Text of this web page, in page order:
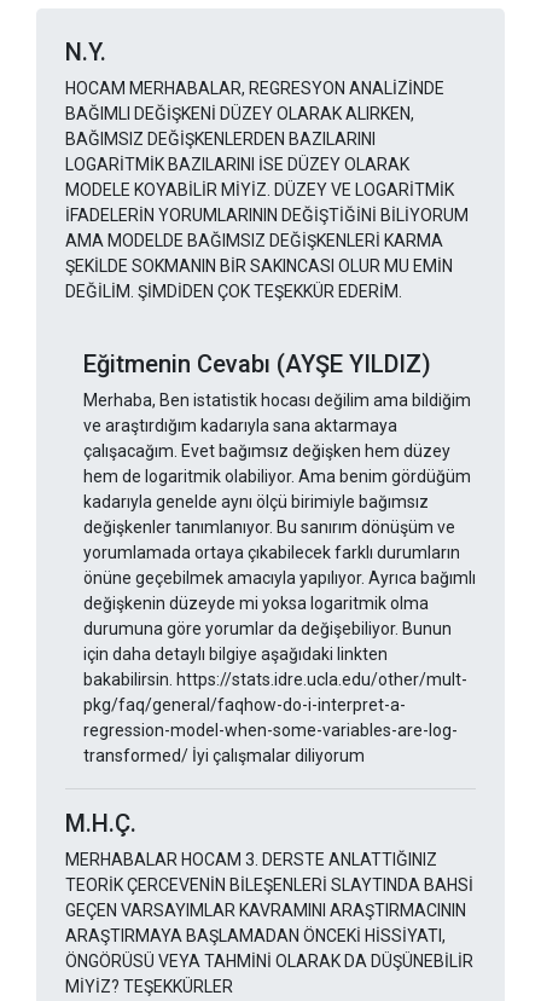
N.Y.
HOCAM MERHABALAR, REGRESYON ANALİZİNDE
BAĞIMLI DEĞİŞKENİ DÜZEY OLARAK ALIRKEN,
BAĞIMSIZ DEĞİŞKENLERDEN BAZILARINI
LOGARİTMİK BAZILARINI İSE DÜZEY OLARAK
MODELE KOYABİLİR MİYİZ. DÜZEY VE LOGARİTMİK
İFADELERİN YORUMLARININ DEĞİŞTİĞİNİ BİLİYORUM
AMA MODELDE BAĞIMSIZ DEĞİŞKENLERİ KARMA
ŞEKİLDE SOKMANIN BİR SAKINCASI OLUR MU EMİN
DEĞİLİM. ŞİMDİDEN ÇOK TEŞEKKÜR EDERİM.
Eğitmenin Cevabı (AYŞE YILDIZ)
Merhaba, Ben istatistik hocası değilim ama bildiğim
ve araştırdığım kadarıyla sana aktarmaya
çalışacağım. Evet bağımsız değişken hem düzey
hem de logaritmik olabiliyor. Ama benim gördüğüm
kadarıyla genelde aynı ölçü birimiyle bağımsız
değişkenler tanımlanıyor. Bu sanırım dönüşüm ve
yorumlamada ortaya çıkabilecek farklı durumların
önüne geçebilmek amacıyla yapılıyor. Ayrıca bağımlı
değişkenin düzeyde mi yoksa logaritmik olma
durumuna göre yorumlar da değişebiliyor. Bunun
için daha detaylı bilgiye aşağıdaki linkten
bakabilirsin. https://stats.idre.ucla.edu/other/mult-
pkg/faq/general/faqhow-do-i-interpret-a-
regression-model-when-some-variables-are-log-
transformed/ İyi çalışmalar diliyorum
M.H.Ç.
MERHABALAR HOCAM 3. DERSTE ANLATTIĞINIZ
TEORİK ÇERCEVENİN BİLEŞENLERİ SLAYTINDA BAHSİ
GEÇEN VARSAYIMLAR KAVRAMINI ARAŞTIRMACININ
ARAŞTIRMAYA BAŞLAMADAN ÖNCEKİ HİSSİYATI,
ÖNGÖRÜSÜ VEYA TAHMİNİ OLARAK DA DÜŞÜNEBİLİR
MİYİZ? TEŞEKKÜRLER